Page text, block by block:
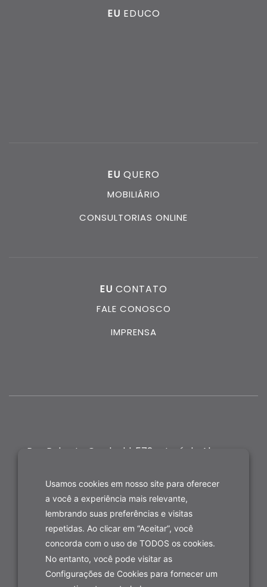
EU EDUCO
EU QUERO
MOBILIÁRIO
CONSULTORIAS ONLINE
EU CONTATO
FALE CONOSCO
IMPRENSA
Rua Roberto Gradvohl, 572 - José de Alencar,
Usamos cookies em nosso site para oferecer
a você a experiência mais relevante,
lembrando suas preferências e visitas
repetidas. Ao clicar em “Aceitar”, você
concorda com o uso de TODOS os cookies.
No entanto, você pode visitar as
Configurações de Cookies para fornecer um